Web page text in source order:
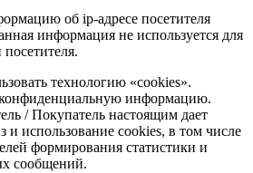
об ip-адресе посетителя
информация не используется для
технологию «cookies».
конфиденциальную информацию.
/ Покупатель настоящим дает
и использование cookies, в том числе
формирования статистики и
сообщений.